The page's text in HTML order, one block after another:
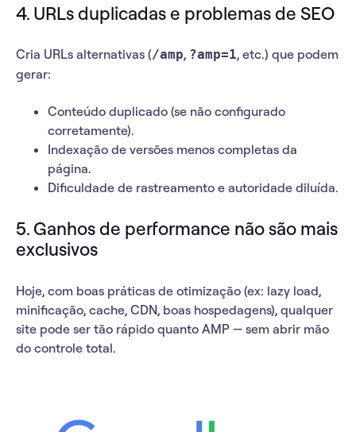
4. URLs duplicadas e problemas de SEO
Cria URLs alternativas (/amp, ?amp=1, etc.) que podem
gerar:
Conteúdo duplicado (se não configurado
corretamente).
Indexação de versões menos completas da
página.
Dificuldade de rastreamento e autoridade diluída.
5. Ganhos de performance não são mais
exclusivos
Hoje, com boas práticas de otimização (ex: lazy load,
minificação, cache, CDN, boas hospedagens), qualquer
site pode ser tão rápido quanto AMP — sem abrir mão
do controle total.